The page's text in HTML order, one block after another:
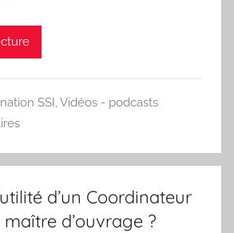
SSI,Vidéos - podcasts
d’un Coordinateur
d’ouvrage ?